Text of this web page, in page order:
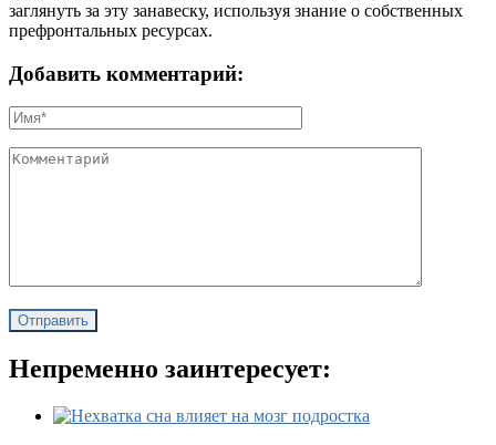
заглянуть за эту занавеску, используя знание о собственных
префронтальных ресурсах.
Добавить комментарий:
Непременно заинтересует: